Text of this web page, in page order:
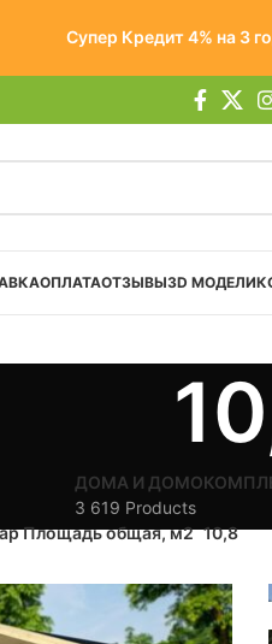
Супер Кредит 4% на 3
ОПЛАТАОТЗЫВЫ3D МОДЕЛИ
ДОМА И
3 619 Products
Площадь общая, м2 10,8